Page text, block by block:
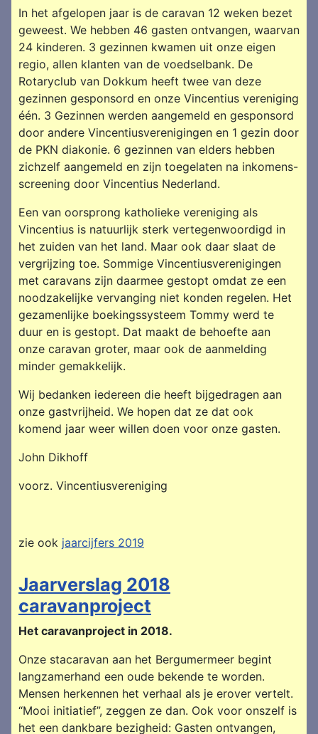
In het afgelopen jaar is de caravan 12 weken bezet
geweest. We hebben 46 gasten ontvangen, waarvan
24 kinderen. 3 gezinnen kwamen uit onze eigen
regio, allen klanten van de voedselbank. De
Rotaryclub van Dokkum heeft twee van deze
gezinnen gesponsord en onze Vincentius vereniging
één. 3 Gezinnen werden aangemeld en gesponsord
door andere Vincentiusverenigingen en 1 gezin door
de PKN diakonie. 6 gezinnen van elders hebben
zichzelf aangemeld en zijn toegelaten na inkomens-
screening door Vincentius Nederland.
Een van oorsprong katholieke vereniging als
Vincentius is natuurlijk sterk vertegenwoordigd in
het zuiden van het land. Maar ook daar slaat de
vergrijzing toe. Sommige Vincentiusverenigingen
met caravans zijn daarmee gestopt omdat ze een
noodzakelijke vervanging niet konden regelen. Het
gezamenlijke boekingssysteem Tommy werd te
duur en is gestopt. Dat maakt de behoefte aan
onze caravan groter, maar ook de aanmelding
minder gemakkelijk.
Wij bedanken iedereen die heeft bijgedragen aan
onze gastvrijheid. We hopen dat ze dat ook
komend jaar weer willen doen voor onze gasten.
John Dikhoff
voorz. Vincentiusvereniging
zie ook jaarcijfers 2019
Jaarverslag 2018
caravanproject
Het caravanproject in 2018.
Onze stacaravan aan het Bergumermeer begint
langzamerhand een oude bekende te worden.
Mensen herkennen het verhaal als je erover vertelt.
“Mooi initiatief”, zeggen ze dan. Ook voor onszelf is
het een dankbare bezigheid: Gasten ontvangen,